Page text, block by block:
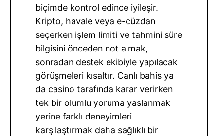
biçimde kontrol edince iyileşir.
Kripto, havale veya e-cüzdan
seçerken işlem limiti ve tahmini süre
bilgisini önceden not almak,
sonradan destek ekibiyle yapılacak
görüşmeleri kısaltır. Canlı bahis ya
da casino tarafında karar verirken
tek bir olumlu yoruma yaslanmak
yerine farklı deneyimleri
karşılaştırmak daha sağlıklı bir